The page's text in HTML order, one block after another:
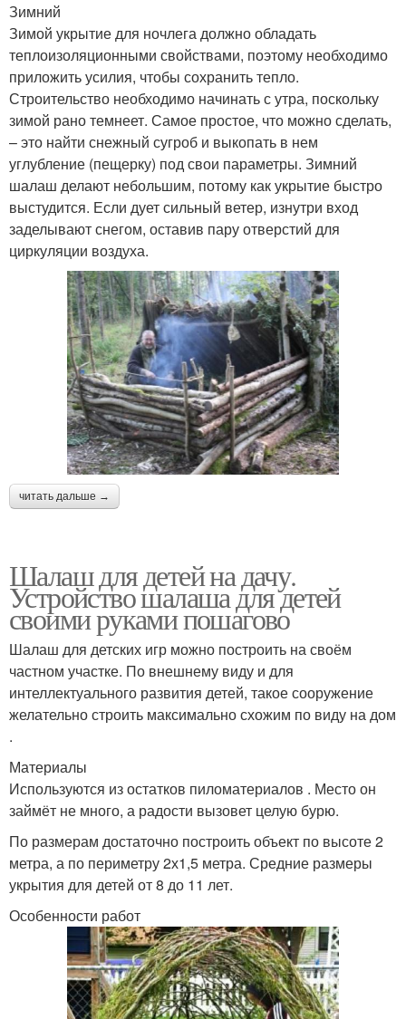
Зимний
Зимой укрытие для ночлега должно обладать
теплоизоляционными свойствами, поэтому необходимо
приложить усилия, чтобы сохранить тепло.
Строительство необходимо начинать с утра, поскольку
зимой рано темнеет. Самое простое, что можно сделать,
– это найти снежный сугроб и выкопать в нем
углубление (пещерку) под свои параметры. Зимний
шалаш делают небольшим, потому как укрытие быстро
выстудится. Если дует сильный ветер, изнутри вход
заделывают снегом, оставив пару отверстий для
циркуляции воздуха.
читать дальше →
Шалаш для детей на дачу.
Устройство шалаша для детей
своими руками пошагово
Шалаш для детских игр можно построить на своём
частном участке. По внешнему виду и для
интеллектуального развития детей, такое сооружение
желательно строить максимально схожим по виду на дом
.
Материалы
Используются из остатков пиломатериалов . Место он
займёт не много, а радости вызовет целую бурю.
По размерам достаточно построить объект по высоте 2
метра, а по периметру 2х1,5 метра. Средние размеры
укрытия для детей от 8 до 11 лет.
Особенности работ